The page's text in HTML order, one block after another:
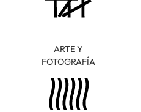
ARTE Y
FOTOGRAFÍA